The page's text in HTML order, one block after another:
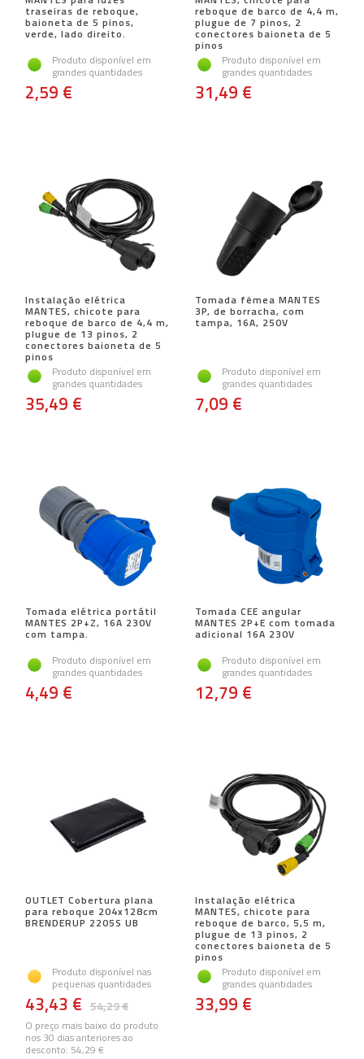
traseiras de reboque,
baioneta de 5 pinos,
verde, lado direito.
Produto disponível em
grandes quantidades
2,59 €
reboque de barco de 4,4 m,
plugue de 7 pinos, 2
conectores baioneta de 5
pinos
Produto disponível em
grandes quantidades
31,49 €
Instalação elétrica
MANTES, chicote para
reboque de barco de 4,4 m,
plugue de 13 pinos, 2
conectores baioneta de 5
pinos
Produto disponível em
grandes quantidades
35,49 €
Tomada fêmea MANTES
3P, de borracha, com
tampa, 16A, 250V
Produto disponível em
grandes quantidades
7,09 €
Tomada elétrica portátil
MANTES 2P+Z, 16A 230V
com tampa.
Produto disponível em
grandes quantidades
4,49 €
Tomada CEE angular
MANTES 2P+E com tomada
adicional 16A 230V
Produto disponível em
grandes quantidades
12,79 €
OUTLET Cobertura plana
para reboque 204x128cm
BRENDERUP 2205S UB
Produto disponível nas
pequenas quantidades
54,29 €
43,43 €
O preço mais baixo do produto
nos 30 dias anteriores ao
desconto: 54,29 €
Instalação elétrica
MANTES, chicote para
reboque de barco, 5,5 m,
plugue de 13 pinos, 2
conectores baioneta de 5
pinos
Produto disponível em
grandes quantidades
33,99 €